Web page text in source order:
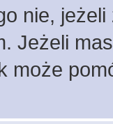
nie,
Jeżeli
może